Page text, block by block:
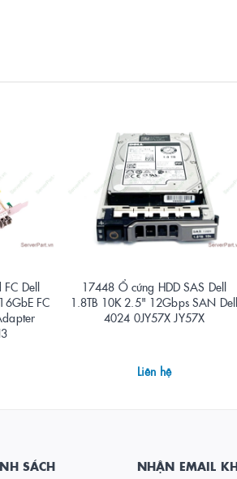
FC Dell
FC
17448 Ổ cứng HDD SAS Dell
1.8TB 10K 2.5" 12Gbps SAN Dell
4024 0JY57X JY57X
Liên hệ
SÁCH NHẬN EMAIL